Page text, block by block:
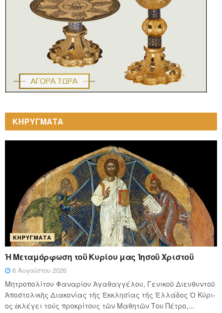
ΚΗΡΥΓΜΑΤΑ
ΚΗΡΎΓΜΑΤΑ
Ἡ Μεταμόρφωση τοῦ Κυρίου μας Ἰησοῦ Χριστοῦ
6 Αυγούστου 2026
Μητροπολίτου Φαναρίου Ἀγαθαγγέλου, Γενικοῦ Διευθυντοῦ
Ἀποστολικῆς Διακονίας τῆς Ἐκκλησίας τῆς Ἑλλάδος Ὁ Κύ­ρι­
ος ἐκλέγει τούς προ­κρί­τους τῶν Μα­θη­τῶν Του Πέ­τρο,...